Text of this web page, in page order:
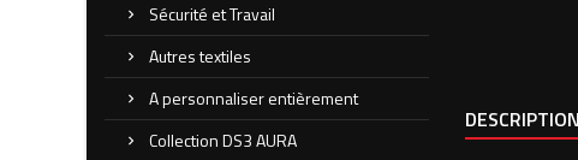
Sécurité et Travail
Autres textiles
A personnaliser entièrement
Collection DS3 AURA
DESCRIPTION